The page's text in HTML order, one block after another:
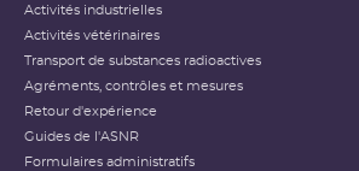
Activités industrielles
Activités vétérinaires
Transport de substances radioactives
Agréments, contrôles et mesures
Retour d'expérience
Guides de l'ASNR
Formulaires administratifs